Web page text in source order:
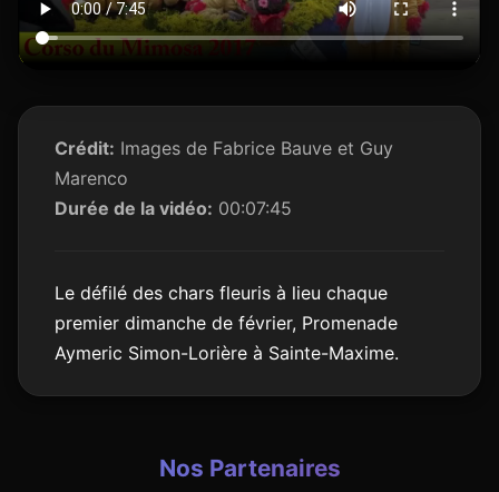
Crédit: Images de Fabrice Bauve et Guy
Marenco
Durée de la vidéo: 00:07:45
Le défilé des chars fleuris à lieu chaque
premier dimanche de février, Promenade
Aymeric Simon-Lorière à Sainte-Maxime.
Nos Partenaires